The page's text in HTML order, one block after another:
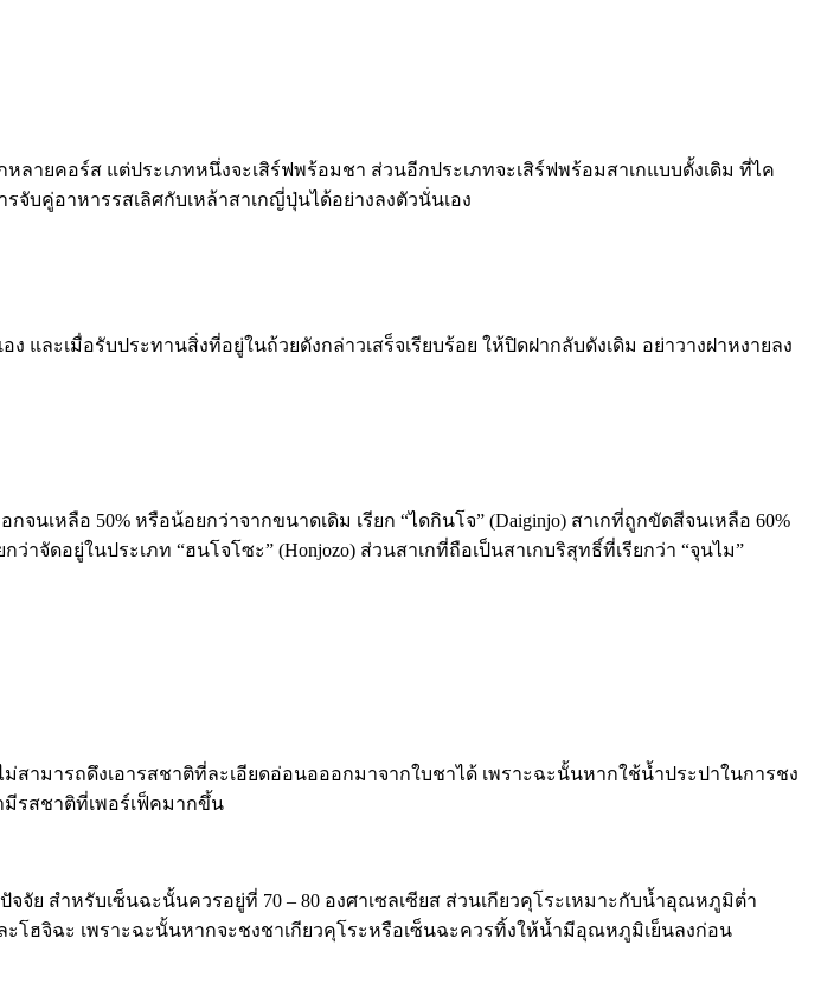
ายคอร์ส แต่ประเภทหนึ่งจะเสิร์ฟพร้อมชา ส่วนอีกประเภทจะเสิร์ฟพร้อมสาเกแบบดั้งเดิม ที่ไค
จับคู่อาหารรสเลิศกับเหล้าสาเกญี่ปุ่นได้อย่างลงตัวนั่นเอง
ละเมื่อรับประทานสิ่งที่อยู่ในถ้วยดังกล่าวเสร็จเรียบร้อย ให้ปิดฝากลับดังเดิม อย่าวางฝาหงายลง
หลือ 50% หรือน้อยกว่าจากขนาดเดิม เรียก “ไดกินโจ” (Daiginjo) สาเกที่ถูกขัดสีจนเหลือ 60%
จัดอยู่ในประเภท “ฮนโจโซะ” (Honjozo) ส่วนสาเกที่ถือเป็นสาเกบริสุทธิ์ที่เรียกว่า “จุนไม”
มารถดึงเอารสชาติที่ละเอียดอ่อนอออกมาจากใบชาได้ เพราะฉะนั้นหากใช้น้ำประปาในการชง
รสชาติที่เพอร์เฟ็คมากขึ้น
สำหรับเซ็นฉะนั้นควรอยู่ที่ 70 – 80 องศาเซลเซียส ส่วนเกียวคุโระเหมาะกับน้ำอุณหภูมิต่ำ
โฮจิฉะ เพราะฉะนั้นหากจะชงชาเกียวคุโระหรือเซ็นฉะควรทิ้งให้น้ำมีอุณหภูมิเย็นลงก่อน